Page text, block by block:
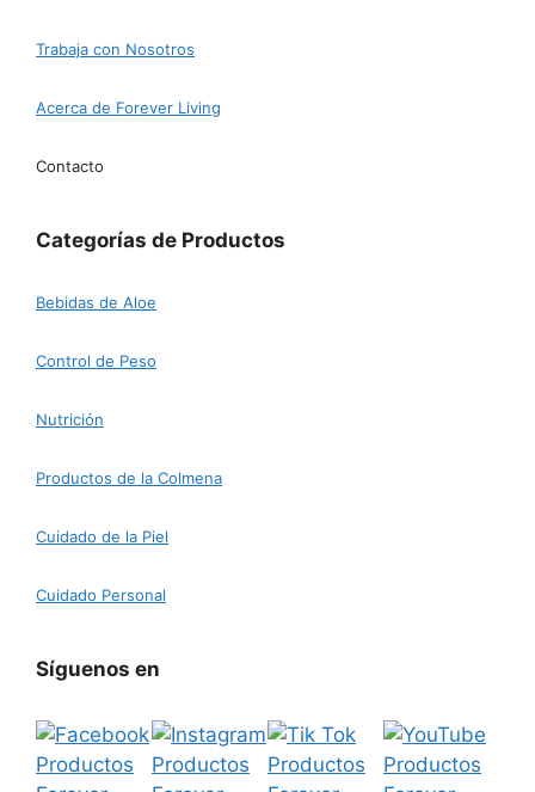
Trabaja con Nosotros
Acerca de Forever Living
Contacto
Categorías de Productos
Bebidas de Aloe
Control de Peso
Nutrición
Productos de la Colmena
Cuidado de la Piel
Cuidado Personal
Síguenos en